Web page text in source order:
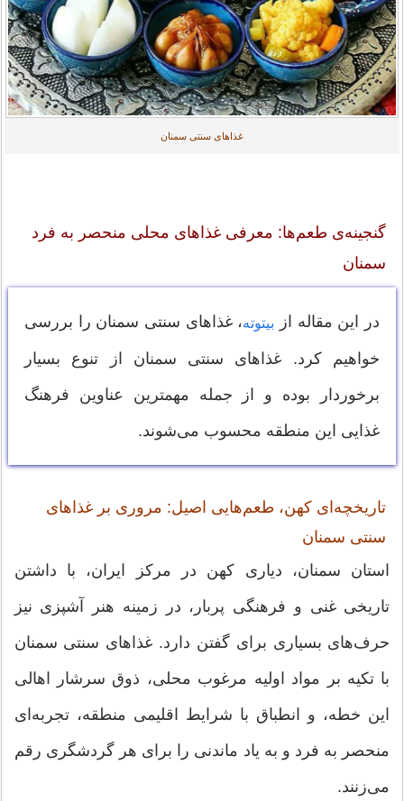
غذاهای سنتی سمنان
گنجینه‌ی طعم‌ها: معرفی غذاهای محلی منحصر به فرد
سمنان
در این مقاله از بیتوته، غذاهای سنتی سمنان را بررسی
خواهیم کرد. غذاهای سنتی سمنان از تنوع بسیار
برخوردار بوده و از جمله مهمترین عناوین فرهنگ
غذایی این منطقه محسوب می‌شوند.
تاریخچه‌ای کهن، طعم‌هایی اصیل: مروری بر غذاهای
سنتی سمنان
استان سمنان، دیاری کهن در مرکز ایران، با داشتن
تاریخی غنی و فرهنگی پربار، در زمینه هنر آشپزی نیز
حرف‌های بسیاری برای گفتن دارد. غذاهای سنتی سمنان
با تکیه بر مواد اولیه مرغوب محلی، ذوق سرشار اهالی
این خطه، و انطباق با شرایط اقلیمی منطقه، تجربه‌ای
منحصر به فرد و به یاد ماندنی را برای هر گردشگری رقم
می‌زنند.